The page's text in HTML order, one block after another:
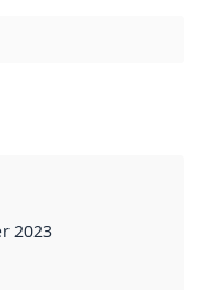
2023